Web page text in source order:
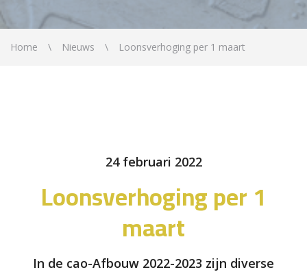
Home Nieuws Loonsverhoging per 1 maart
24 februari 2022
Loonsverhoging per 1
maart
In de cao-Afbouw 2022-2023 zijn diverse